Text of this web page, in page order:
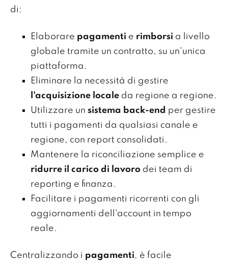
di:
Elaborare pagamenti e rimborsi a livello
globale tramite un contratto, su un'unica
piattaforma.
Eliminare la necessità di gestire
l'acquisizione locale da regione a regione.
Utilizzare un sistema back-end per gestire
tutti i pagamenti da qualsiasi canale e
regione, con report consolidati.
Mantenere la riconciliazione semplice e
ridurre il carico di lavoro dei team di
reporting e finanza.
Facilitare i pagamenti ricorrenti con gli
aggiornamenti dell'account in tempo
reale.
Centralizzando i pagamenti, è facile